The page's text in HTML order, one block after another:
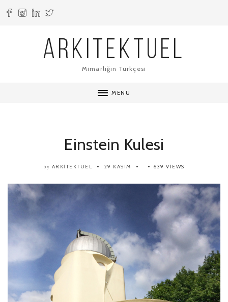
ARKITEKTUEL
Mimarlığın Türkçesi
MENU
Einstein Kulesi
by ARKITEKTUEL 29 KASIM 639 VIEWS